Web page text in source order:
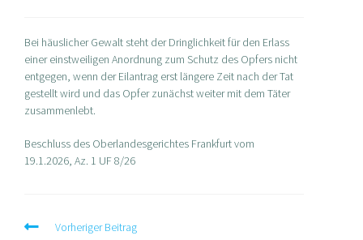
Bei häuslicher Gewalt steht der Dringlichkeit für den Erlass
einer einstweiligen Anordnung zum Schutz des Opfers nicht
entgegen, wenn der Eilantrag erst längere Zeit nach der Tat
gestellt wird und das Opfer zunächst weiter mit dem Täter
zusammenlebt.
Beschluss des Oberlandesgerichtes Frankfurt vom
19.1.2026, Az. 1 UF 8/26
WeitereVorheriger Beitrag